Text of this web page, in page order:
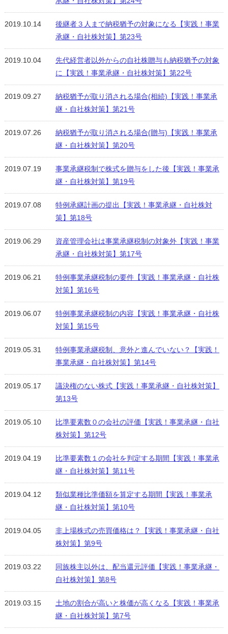
2019.10.14
後継者３人まで納税猶予の対象になる【実践！事業
承継・自社株対策】第23号
2019.10.04
先代経営者以外からの自社株贈与も納税猶予の対象
に【実践！事業承継・自社株対策】第22号
2019.09.27
納税猶予が取り消される場合(相続)【実践！事業承
継・自社株対策】第21号
2019.07.26
納税猶予が取り消される場合(贈与)【実践！事業承
継・自社株対策】第20号
2019.07.19
事業承継税制で株式を贈与をした後【実践！事業承
継・自社株対策】第19号
2019.07.08
特例承継計画の提出【実践！事業承継・自社株対
策】第18号
2019.06.29
資産管理会社は事業承継税制の対象外【実践！事業
承継・自社株対策】第17号
2019.06.21
特例事業承継税制の要件【実践！事業承継・自社株
対策】第16号
2019.06.07
特例事業承継税制の内容【実践！事業承継・自社株
対策】第15号
2019.05.31
特例事業承継税制、意外と進んでいない？【実践！
事業承継・自社株対策】第14号
2019.05.17
議決権のない株式【実践！事業承継・自社株対策】
第13号
2019.05.10
比準要素数０の会社の評価【実践！事業承継・自社
株対策】第12号
2019.04.19
比準要素数１の会社を判定する期間【実践！事業承
継・自社株対策】第11号
2019.04.12
類似業種比準価額を算定する期間【実践！事業承
継・自社株対策】第10号
2019.04.05
非上場株式の売買価格は？【実践！事業承継・自社
株対策】第9号
2019.03.22
同族株主以外は、配当還元評価【実践！事業承継・
自社株対策】第8号
2019.03.15
土地の割合が高いと株価が高くなる【実践！事業承
継・自社株対策】第7号